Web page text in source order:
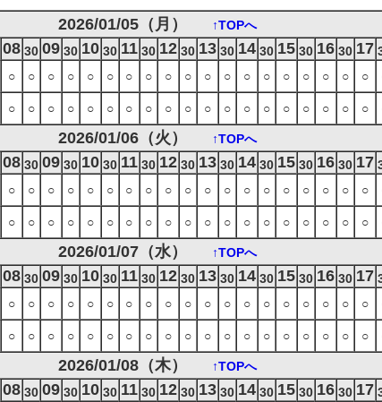
2026/01/05（月）
↑TOPへ
08 30 09 30 10 30 11 30 12 30 13 30 14 30 15 30 16 30 17
○ ○ ○ ○ ○ ○ ○ ○ ○ ○ ○ ○ ○ ○ ○ ○ ○ ○ ○
○ ○ ○ ○ ○ ○ ○ ○ ○ ○ ○ ○ ○ ○ ○ ○ ○ ○ ○
2026/01/06（火）
↑TOPへ
08 30 09 30 10 30 11 30 12 30 13 30 14 30 15 30 16 30 17
○ ○ ○ ○ ○ ○ ○ ○ ○ ○ ○ ○ ○ ○ ○ ○ ○ ○ ○
○ ○ ○ ○ ○ ○ ○ ○ ○ ○ ○ ○ ○ ○ ○ ○ ○ ○ ○
2026/01/07（水）
↑TOPへ
08 30 09 30 10 30 11 30 12 30 13 30 14 30 15 30 16 30 17
○ ○ ○ ○ ○ ○ ○ ○ ○ ○ ○ ○ ○ ○ ○ ○ ○ ○ ○
○ ○ ○ ○ ○ ○ ○ ○ ○ ○ ○ ○ ○ ○ ○ ○ ○ ○ ○
2026/01/08（木）
↑TOPへ
08 30 09 30 10 30 11 30 12 30 13 30 14 30 15 30 16 30 17